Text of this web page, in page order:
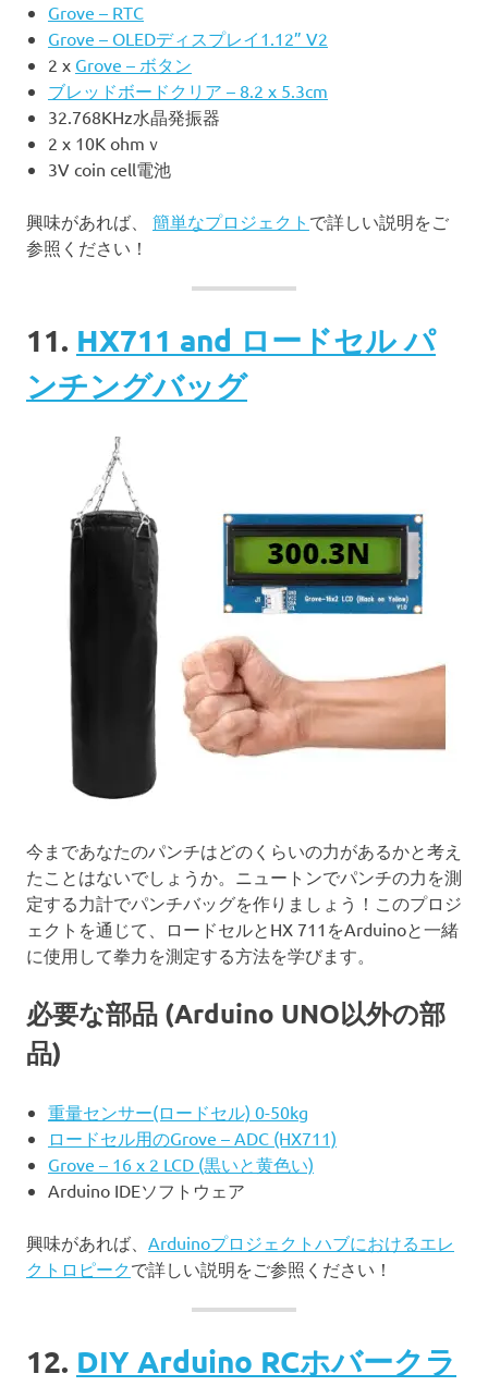
Grove – RTC
Grove – OLEDディスプレイ1.12” V2
2 x Grove – ボタン
ブレッドボードクリア – 8.2 x 5.3cm
32.768KHz水晶発振器
2 x 10K ohmｖ
3V coin cell電池
興味があれば、 簡単なプロジェクト で詳しい説明をご
参照ください！
11. HX711 and ロードセル パ
ンチングバッグ
今まであなたのパンチはどのくらいの力があるかと考え
たことはないでしょうか。ニュートンでパンチの力を測
定する力計でパンチバッグを作りましょう！このプロジ
ェクトを通じて、ロードセルとHX 711をArduinoと一緒
に使用して拳力を測定する方法を学びます。
必要な部品 (Arduino UNO以外の部
品)
重量センサー(ロードセル) 0-50kg
ロードセル用のGrove – ADC (HX711)
Grove – 16 x 2 LCD (黒いと黄色い)
Arduino IDEソフトウェア
興味があれば、 Arduinoプロジェクトハブにおけるエレ
クトロピーク で詳しい説明をご参照ください！
12. DIY Arduino RCホバークラ